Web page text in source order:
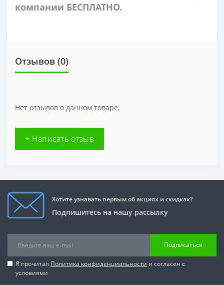
компании БЕСПЛАТНО.
Отзывов (0)
Нет отзывов о данном товаре.
+ Написать отзыв
Хотите узнавать первым об акциях и скидках?
Подпишитесь на нашу рассылку
Подписаться
Я прочитал Политика конфиденциальности и согласен с
условиями